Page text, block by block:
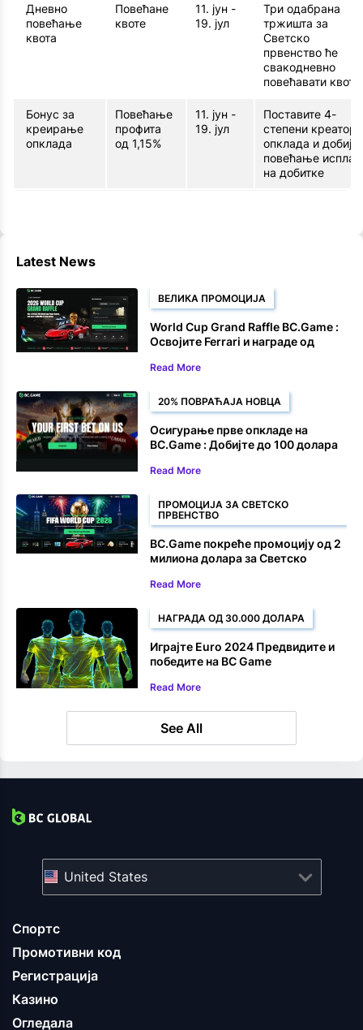
Дневно
повећање
квота
Повећане
квоте
11. јун -
19. јул
Три одабрана
тржишта за
Светско
првенство ће
свакодневно
повећавати квоте
Бонус за
креирање
опклада
Повећање
профита
од 1,15%
11. јун -
19. јул
Поставите 4-
степени креатор
опклада и добијте
повећање
на добитке
Latest News
ВЕЛИКА ПРОМОЦИЈА
World Cup Grand Raffle BC.Game :
Освојите Ferrari и награде од
Read More
20% ПОВРАЋАЈА НОВЦА
Осигурање прве опкладе на
BC.Game : Добијте до 100 долара
Светско првенство
Read More
ПРОМОЦИЈА ЗА СВЕТСКО
ПРВЕНСТВО
BC.Game покреће промоцију од 2
милиона долара за Светско
Read More
НАГРАДА ОД 30.000 ДОЛАРА
Играјте Euro 2024 Предвидите и
победите на BC Game
Read More
See All
Спортс
Промотивни код
Регистрација
Казино
Огледала
United States